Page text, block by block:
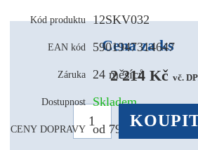
Kód produktu 12SKV032
EAN kód 5901947314647
Záruka 24 měsíců
Dostupnost Skladem
CENY DOPRAVY od 79,- Kč
Cena za ks
2 214 Kč vč.